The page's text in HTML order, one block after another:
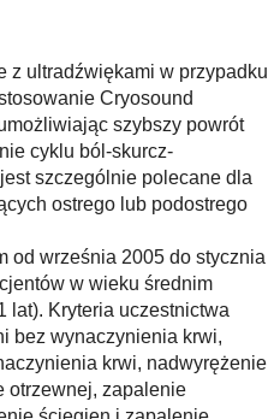
z ultradźwiękami w przypadku
Cryosound
szybszy powrót
cyklu ból-skurcz-
szczególnie polecane dla
ostrego lub podostrego
od września 2005 do stycznia
w wieku średnim
lat). Kryteria uczestnictwa
bez wynaczynienia krwi,
krwi, nadwyrężenie
otrzewnej, zapalenie